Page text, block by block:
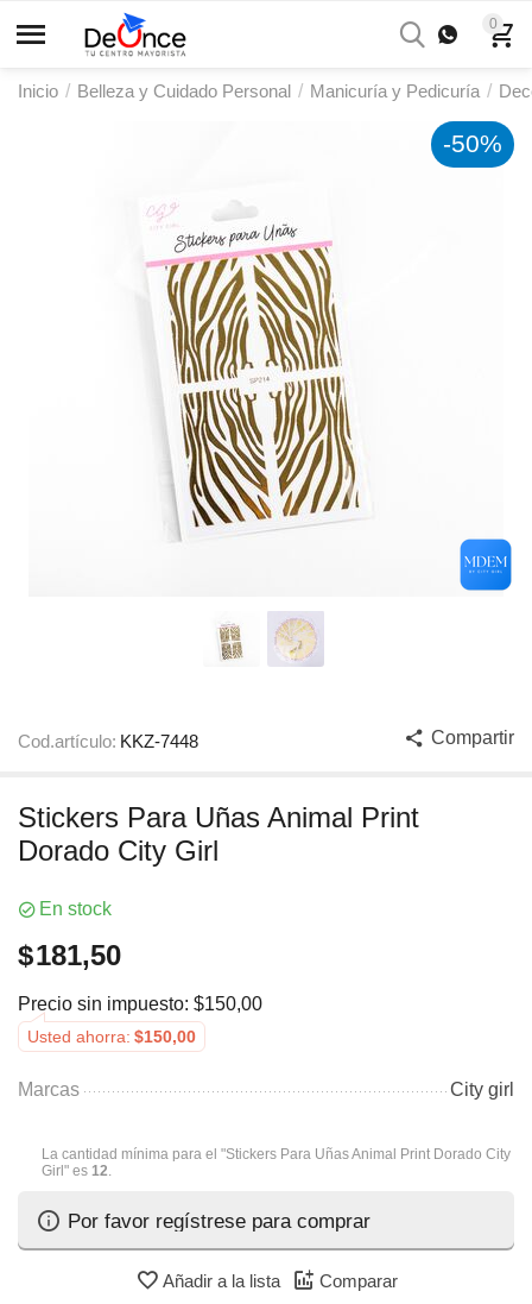
0
Inicio / Belleza y Cuidado Personal / Manicuría y Pedicuría /
Cod.artículo: KKZ-7448 Compartir
Stickers Para Uñas Animal Print
Dorado City Girl
En stock
$181,50
Precio sin impuesto: $150,00
Usted ahorra: $150,00
Marcas City girl
La cantidad mínima para el "Stickers Para Uñas Animal Print Dorado City
Girl" es 12.
Por favor regístrese para comprar
Añadir a la lista Comparar